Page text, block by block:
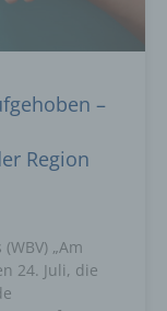
–
Region
„Am
24. Juli, die